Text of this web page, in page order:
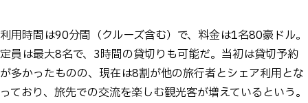
利用時間は90分間（クルーズ含む）で、料金は1名80豪ドル。
定員は最大8名で、3時間の貸切りも可能だ。当初は貸切予約
が多かったものの、現在は8割が他の旅行者とシェア利用とな
っており、旅先での交流を楽しむ観光客が増えているという。